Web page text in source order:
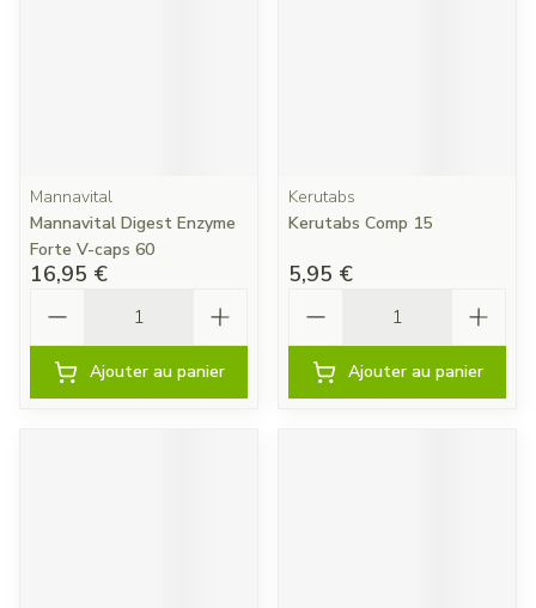
Mannavital
Mannavital Digest Enzyme
Forte V-caps 60
16,95 €
Ajouter au panier
Kerutabs
Kerutabs Comp 15
5,95 €
Ajouter au panier